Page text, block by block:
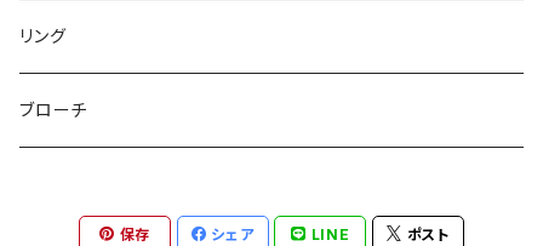
パスケース
ミラー
キープスタイラー
ヘアピン
イヤリング
セットピアス
リング
ブローチ
保存 シェア LINE ポスト